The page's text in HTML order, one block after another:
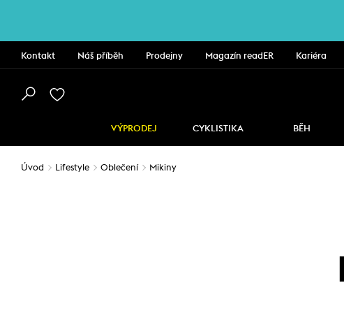
Kontakt Náš příběh Prodejny Magazín readER Kariéra
VÝPRODEJ CYKLISTIKA BĚH
Úvod Lifestyle Oblečení Mikiny